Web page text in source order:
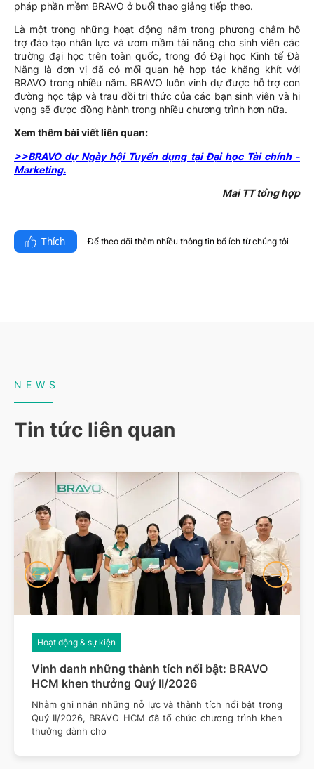
pháp phần mềm BRAVO ở buổi thao giảng tiếp theo.
Là một trong những hoạt động nằm trong phương châm hỗ
trợ đào tạo nhân lực và ươm mầm tài năng cho sinh viên các
trường đại học trên toàn quốc, trong đó Đại học Kinh tế Đà
Nẵng là đơn vị đã có mối quan hệ hợp tác khăng khít với
BRAVO trong nhiều năm. BRAVO luôn vinh dự được hỗ trợ con
đường học tập và trau dồi tri thức của các bạn sinh viên và hi
vọng sẽ được đồng hành trong nhiều chương trình hơn nữa.
Xem thêm bài viết liên quan:
>>BRAVO dự Ngày hội Tuyển dụng tại Đại học Tài chính -
Marketing.
Mai TT tổng hợp
Thích Để theo dõi thêm nhiều thông tin bổ ích từ chúng tôi​
NEWS
Tin tức liên quan
Vinh danh những thành tích nổi bật: BRAVO
HCM khen thưởng Quý II/2026
Hoạt động & sự kiện
Nhằm ghi nhận những nỗ lực và thành tích nổi bật trong
Quý II/2026, BRAVO HCM đã tổ chức chương trình khen
thưởng dành cho